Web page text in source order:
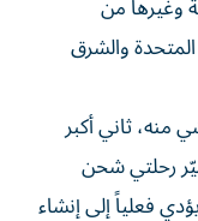
والشرق
منه، ثاني أكبر
رحلتي شحن
فعلياً إلى إنشاء